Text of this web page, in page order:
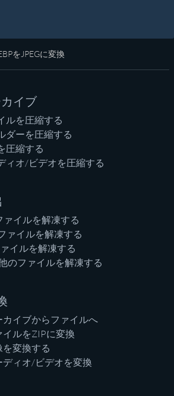
をJPEGに変換
イブ
ルを圧縮する
ダーを圧縮する
圧縮する
ィオ/ビデオを圧縮する
ァイルを解凍する
ァイルを解凍する
イルを解凍する
のファイルを解凍する
カイブからファイルへ
イルをZIPに変換
を変換する
ディオ/ビデオを変換